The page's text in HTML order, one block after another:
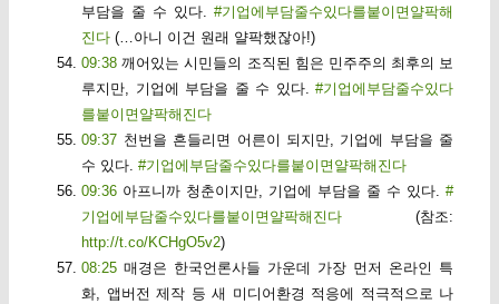
부담을 줄 수 있다.#기업에부담줄수있다를붙이면얄팍해
진다 (…아니 이건 원래 얄팍했잖아!)
09:38 깨어있는 시민들의 조직된 힘은 민주주의 최후의 보
루지만, 기업에 부담을 줄 수 있다.#기업에부담줄수있다
를붙이면얄팍해진다
09:37 천번을 흔들리면 어른이 되지만, 기업에 부담을 줄
수 있다.#기업에부담줄수있다를붙이면얄팍해진다
09:36 아프니까 청춘이지만, 기업에 부담을 줄 수 있다.#
기업에부담줄수있다를붙이면얄팍해진다 (참조:
http://t.co/KCHgO5v2)
08:25 매경은 한국언론사들 가운데 가장 먼저 온라인 특
화, 앱버전 제작 등 새 미디어환경 적응에 적극적으로 나